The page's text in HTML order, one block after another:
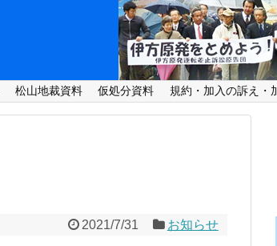
松山地裁資料 仮処分資料 規約・加入の訴え・
2021/7/31 お知らせ